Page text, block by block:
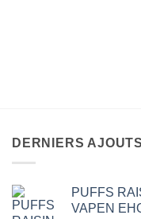
DERNIERS AJOUTS
PUFFS
VAPEN